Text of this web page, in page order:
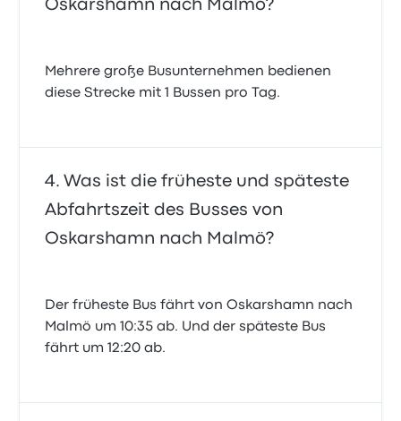
Oskarshamn nach Malmö?
Mehrere große Busunternehmen bedienen
diese Strecke mit 1 Bussen pro Tag.
Was ist die früheste und späteste
Abfahrtszeit des Busses von
Oskarshamn nach Malmö?
Der früheste Bus fährt von Oskarshamn nach
Malmö um 10:35 ab. Und der späteste Bus
fährt um 12:20 ab.